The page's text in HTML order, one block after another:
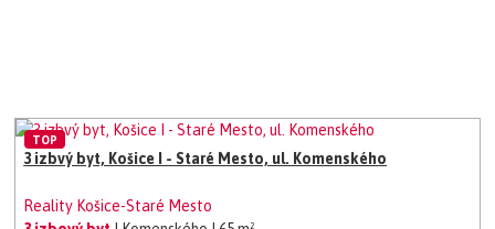
3 izbvý byt, Košice I - Staré Mesto, ul. Komenského
Reality Košice-Staré Mesto
TOP